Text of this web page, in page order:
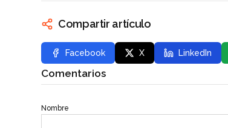
Compartir artículo
Facebook X LinkedIn
Comentarios
Nombre